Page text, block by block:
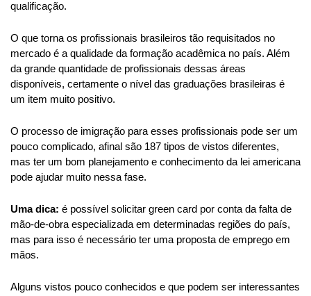
qualificação.
O que torna os profissionais brasileiros tão requisitados no
mercado é a qualidade da formação acadêmica no país. Além
da grande quantidade de profissionais dessas áreas
disponíveis, certamente o nível das graduações brasileiras é
um item muito positivo.
O processo de imigração para esses profissionais pode ser um
pouco complicado, afinal são 187 tipos de vistos diferentes,
mas ter um bom planejamento e conhecimento da lei americana
pode ajudar muito nessa fase.
Uma dica: é possível solicitar green card por conta da falta de
mão-de-obra especializada em determinadas regiões do país,
mas para isso é necessário ter uma proposta de emprego em
mãos.
Alguns vistos pouco conhecidos e que podem ser interessantes